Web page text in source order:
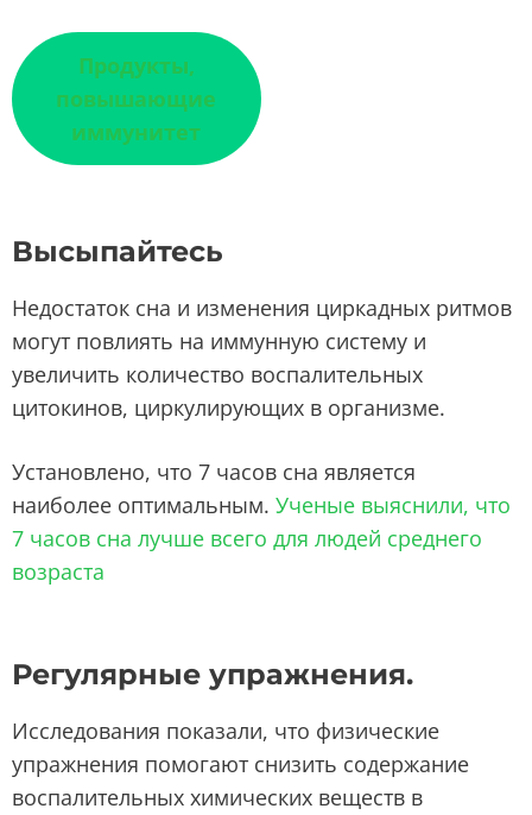
Продукты,
повышающие
иммунитет
Высыпайтесь
Недостаток сна и изменения циркадных ритмов
могут повлиять на иммунную систему и
увеличить количество воспалительных
цитокинов, циркулирующих в организме.
Установлено, что 7 часов сна является
наиболее оптимальным. Ученые выяснили, что
7 часов сна лучше всего для людей среднего
возраста
Регулярные упражнения.
Исследования показали, что физические
упражнения помогают снизить содержание
воспалительных химических веществ в